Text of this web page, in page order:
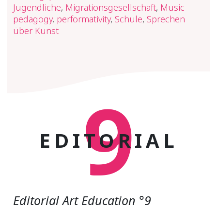
Jugendliche, Migrationsgesellschaft, Music
pedagogy, performativity, Schule, Sprechen
über Kunst
9
EDITORIAL
Editorial Art Education °9